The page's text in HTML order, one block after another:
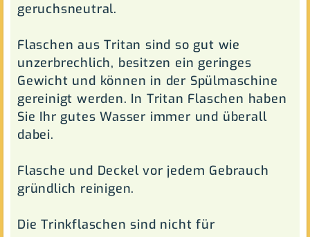
geruchsneutral.
Flaschen aus Tritan sind so gut wie
unzerbrechlich, besitzen ein geringes
Gewicht und können in der Spülmaschine
gereinigt werden. In Tritan Flaschen haben
Sie Ihr gutes Wasser immer und überall
dabei.
Flasche und Deckel vor jedem Gebrauch
gründlich reinigen.
Die Trinkflaschen sind nicht für